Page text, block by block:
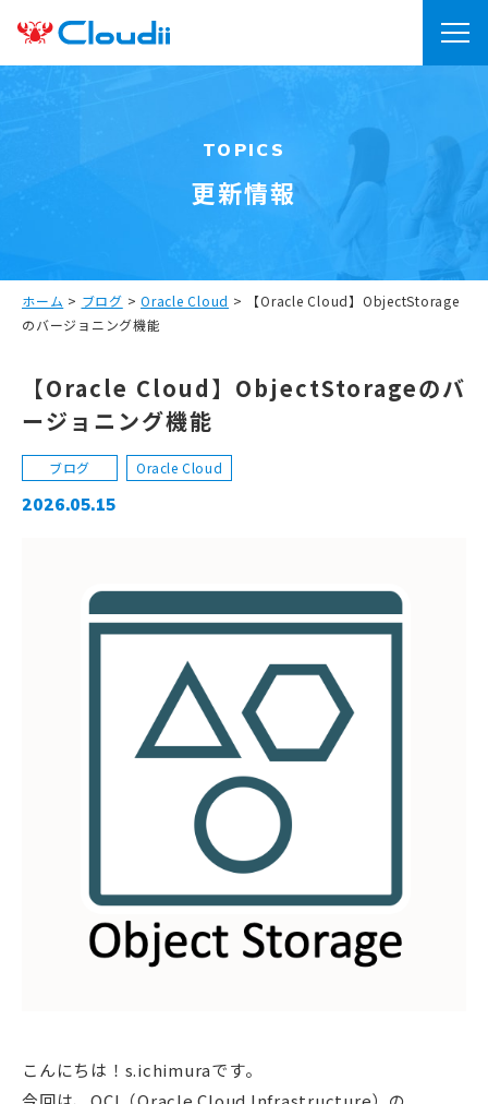
TOPICS
更新情報
ホーム > ブログ > Oracle Cloud >
【Oracle Cloud】ObjectStorage
のバージョニング機能
【Oracle Cloud】ObjectStorageのバ
ージョニング機能
ブログ Oracle Cloud
2026.05.15
こんにちは！s.ichimuraです。